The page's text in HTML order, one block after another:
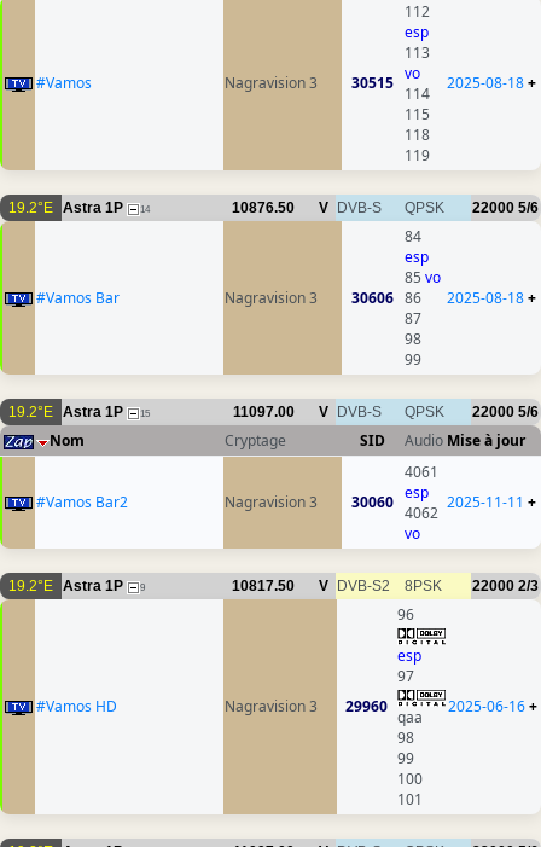
#Vamos Nagravision 3 30515
112
esp
113
vo
114
115
118
119
2025-08-18+
19.2°E Astra 1P 14 10876.50 V DVB-S QPSK 22000 5/6
#Vamos Bar Nagravision 3 30606
84
esp
85 vo
86
87
98
99
2025-08-18+
19.2°E Astra 1P 15 11097.00 V DVB-S QPSK 22000 5/6
Nom Cryptage SID Audio Mise à jour
#Vamos Bar2 Nagravision 3 30060
4061
esp
4062
vo
2025-11-11 +
19.2°E Astra 1P 9 10817.50 V DVB-S2 8PSK 22000 2/3
#Vamos HD Nagravision 3 29960
96
esp
97
qaa
98
99
100
101
2025-06-16+